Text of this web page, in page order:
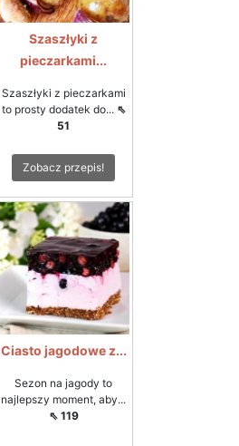
Szaszłyki z
pieczarkami...
Szaszłyki z pieczarkami
to prosty dodatek do... ⇖
51
Zobacz przepis!
Ciasto jagodowe z...
Sezon na jagody to
najlepszy moment, aby...
⇖ 119